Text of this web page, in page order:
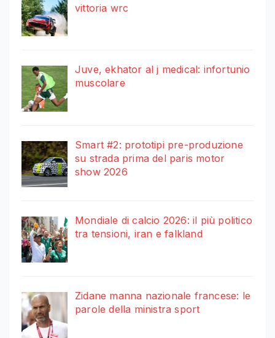
vittoria wrc
Juve, ekhator al j medical: infortunio
muscolare
Smart #2: prototipi pre-produzione
su strada prima del paris motor
show 2026
Mondiale di calcio 2026: il più politico
tra tensioni, iran e falkland
Zidane manna nazionale francese: le
parole della ministra sport